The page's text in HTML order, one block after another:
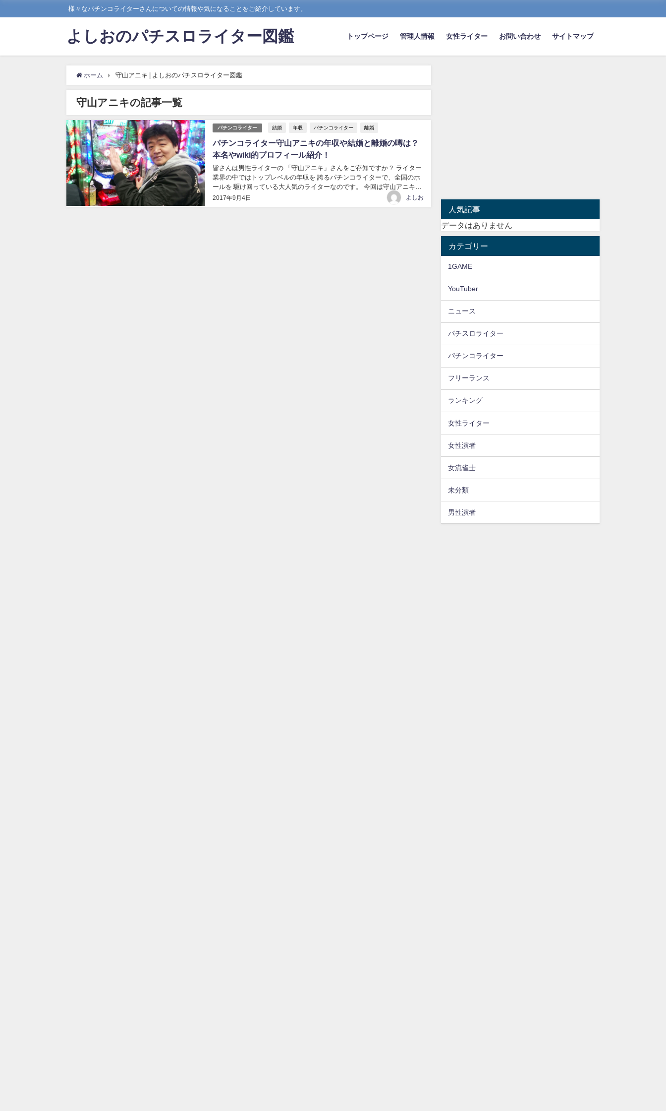
様々なパチンコライターさんについての情報や気になることをご紹介しています。
よしおのパチスロライター図鑑 トップページ 管理人情報 女性ライター お問い合わせ サイトマップ
ホーム 守山アニキ | よしおのパチスロライター図鑑
守山アニキの記事一覧
パチンコライター 結婚 年収 パチンコライター 離婚
パチンコライター守山アニキの年収や結婚と離婚の噂は？
本名やwiki的プロフィール紹介！
2017年9月4日
皆さんは男性ライターの 「守山アニキ」さんをご存知ですか？ ライター
業界の中ではトップレベルの年収を 誇るパチンコライターで、全国のホ
ールを 駆け回っている大人気のライターなのです。 今回は守山アニキさ
んがこれ程までに パチンコライターとして活躍する人気の秘訣に迫って
よしお
人気記事
データはありません
カテゴリー
1GAME
YouTuber
ニュース
パチスロライター
パチンコライター
フリーランス
ランキング
女性ライター
女性演者
女流雀士
未分類
男性演者